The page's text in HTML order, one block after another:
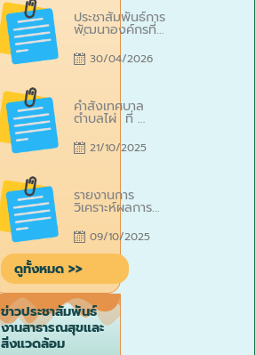
ประชาสัมพันธ์การ
พัฒนาองค์กรที่
เกี่ยวข้องกับการ
ประเมิน ITA
ประจำ
เทศบาลตำบลไผ่
on
30/04/2026
คำสั่งเทศบาล
ตำบลไผ่ ที่
เรื่อง แต่งตั้ง
คณะกรรมการ
ภายใน เทศบาล
ตำบลไผ่ ประจำ
ปีงบประมาณ
2568 ลงวันที่
14 ตุลาคม
2568
on
21/10/2025
รายงานการ
วิเคราะห์ผลการ
และความโปร่งใส
ในการดำเนินงาน
ของหน่วยงาน
ภาครัฐ ประจำ
ปีงบประมาณ
พ.ศ. 2568
on
09/10/2025
ดูทั้งหมด >>
ข่าวประชาสัมพันธ์
งานสาธารณสุขและ
สิ่งแวดล้อม